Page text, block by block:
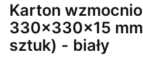
Karton
330x330x15
sztuk) - biały